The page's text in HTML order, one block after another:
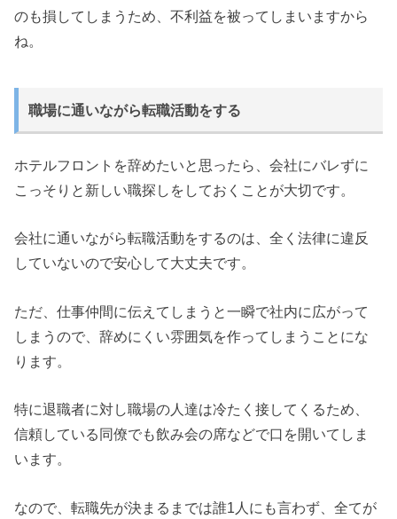
のも損してしまうため、不利益を被ってしまいますから
ね。
職場に通いながら転職活動をする
ホテルフロントを辞めたいと思ったら、会社にバレずに
こっそりと新しい職探しをしておくことが大切です。
会社に通いながら転職活動をするのは、全く法律に違反
していないので安心して大丈夫です。
ただ、仕事仲間に伝えてしまうと一瞬で社内に広がって
しまうので、辞めにくい雰囲気を作ってしまうことにな
ります。
特に退職者に対し職場の人達は冷たく接してくるため、
信頼している同僚でも飲み会の席などで口を開いてしま
います。
なので、転職先が決まるまでは誰1人にも言わず、全てが